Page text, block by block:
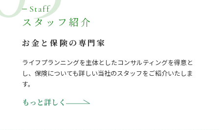
Staff
スタッフ紹介
お金と保険の専門家
ライフプランニングを主体としたコンサルティングを得意と
し、保険についても詳しい当社のスタッフをご紹介いたしま
す。
もっと詳しく